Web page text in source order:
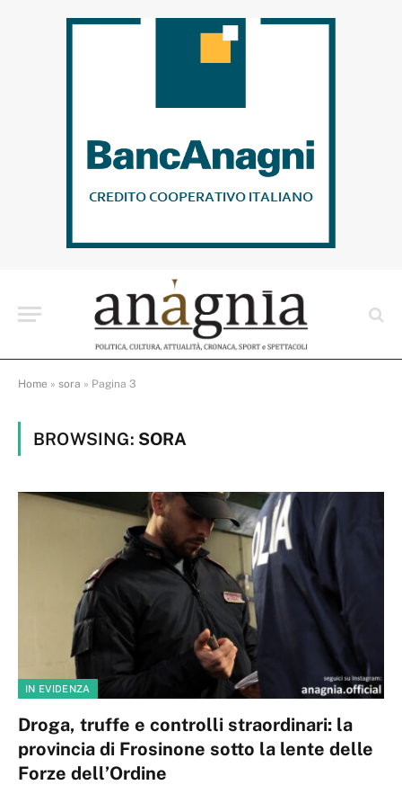
Home » sora » Pagina 3
BROWSING: SORA
IN EVIDENZA
Droga, truffe e controlli straordinari: la
provincia di Frosinone sotto la lente delle
Forze dell’Ordine